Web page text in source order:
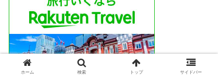
ホーム 検索 トップ サイドバー